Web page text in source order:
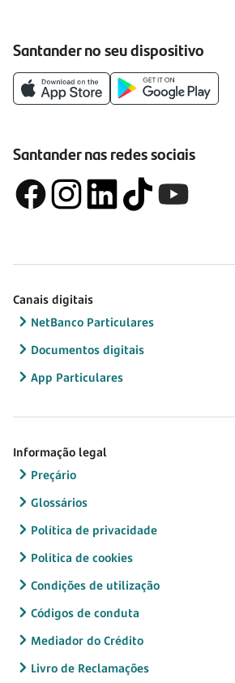
Santander no seu dispositivo
Santander nas redes sociais
Canais digitais
NetBanco Particulares
Documentos digitais
App Particulares
Informação legal
Preçário
Glossários
Política de privacidade
Política de cookies
Condições de utilização
Códigos de conduta
Mediador do Crédito
Livro de Reclamações